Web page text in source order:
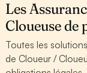
Les
Cloueuse de
Toutes les
de Cloueur /